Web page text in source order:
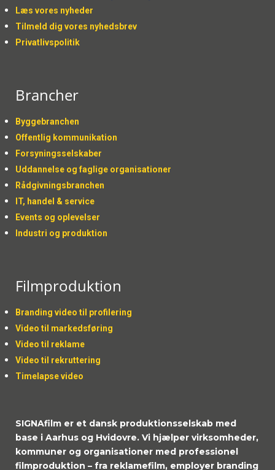
Læs vores nyheder
Tilmeld dig vores nyhedsbrev
Privatlivspolitik
Brancher
Byggebranchen
Offentlig kommunikation
Forsyningsselskaber
Uddannelse og faglige organisationer
Rådgivningsbranchen
IT, handel & service
Events og oplevelser
Industri og produktion
Filmproduktion
Branding video til profilering
Video til markedsføring
Video til reklame
Video til rekruttering
Timelapse video
SIGNAfilm er et dansk produktionsselskab med
base i Aarhus og Hvidovre. Vi hjælper virksomheder,
kommuner og organisationer med professionel
filmproduktion – fra reklamefilm, employer branding